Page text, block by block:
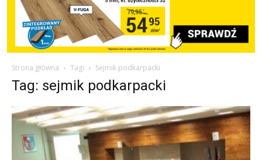
Strona główna Tagi Sejmik podkarpacki
Tag: sejmik podkarpacki